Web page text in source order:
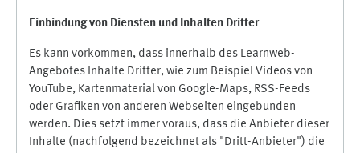
Einbindung von Diensten und Inhalten Dritter
Es kann vorkommen, dass innerhalb des Learnweb-
Angebotes Inhalte Dritter, wie zum Beispiel Videos von
YouTube, Kartenmaterial von Google-Maps, RSS-Feeds
oder Grafiken von anderen Webseiten eingebunden
werden. Dies setzt immer voraus, dass die Anbieter dieser
Inhalte (nachfolgend bezeichnet als "Dritt-Anbieter") die